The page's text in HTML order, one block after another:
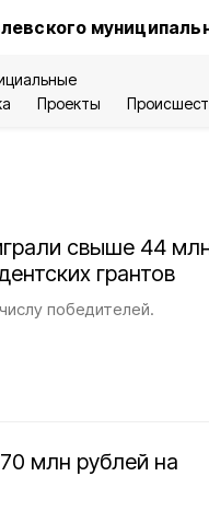
Проекты
свыше 44
грантов
победителей.
млн рублей на